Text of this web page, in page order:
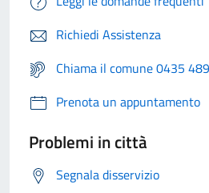
Richiedi Assistenza
Chiama il comune 0435
Prenota un appuntamento
Problemi in città
Segnala disservizio